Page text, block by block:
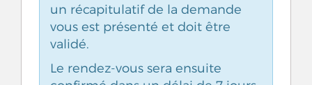
un récapitulatif de la demande
vous est présenté et doit être
validé.
Le rendez-vous sera ensuite